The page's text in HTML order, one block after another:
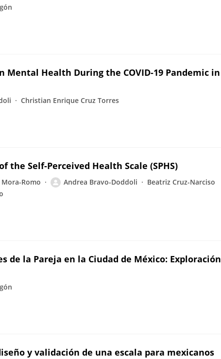
Mental Health During the COVID-19 Pandemic in
Christian Enrique Cruz Torres
Self-Perceived Health Scale (SPHS)
Mora-Romo Andrea Bravo-Doddoli
Beatriz Cruz-Narciso
de la Pareja en la Ciudad de México: Exploración
y validación de una escala para mexicanos